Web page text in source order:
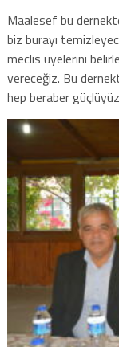
Maalesef bu
biz burayı
meclis üyelerini
vereceğiz. Bu
hep beraber